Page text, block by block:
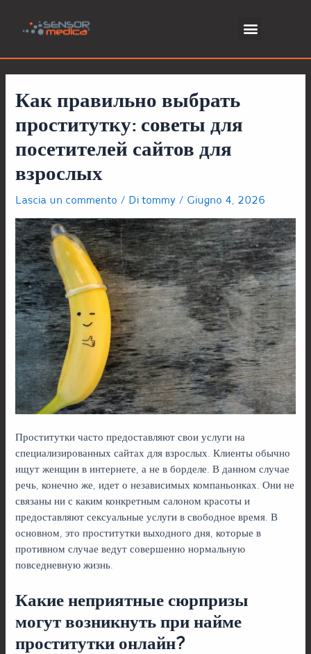
Как правильно выбрать
проститутку: советы для
посетителей сайтов для
взрослых
Lascia un commento / Ditommy / Giugno 4, 2026
Проститутки часто предоставляют свои услуги на
специализированных сайтах для взрослых. Клиенты обычно
ищут женщин в интернете, а не в борделе. В данном случае
речь, конечно же, идет о независимых компаньонках. Они не
связаны ни с каким конкретным салоном красоты и
предоставляют сексуальные услуги в свободное время. В
основном, это проститутки выходного дня, которые в
противном случае ведут совершенно нормальную
повседневную жизнь.
Какие неприятные сюрпризы
могут возникнуть при найме
проститутки онлайн?